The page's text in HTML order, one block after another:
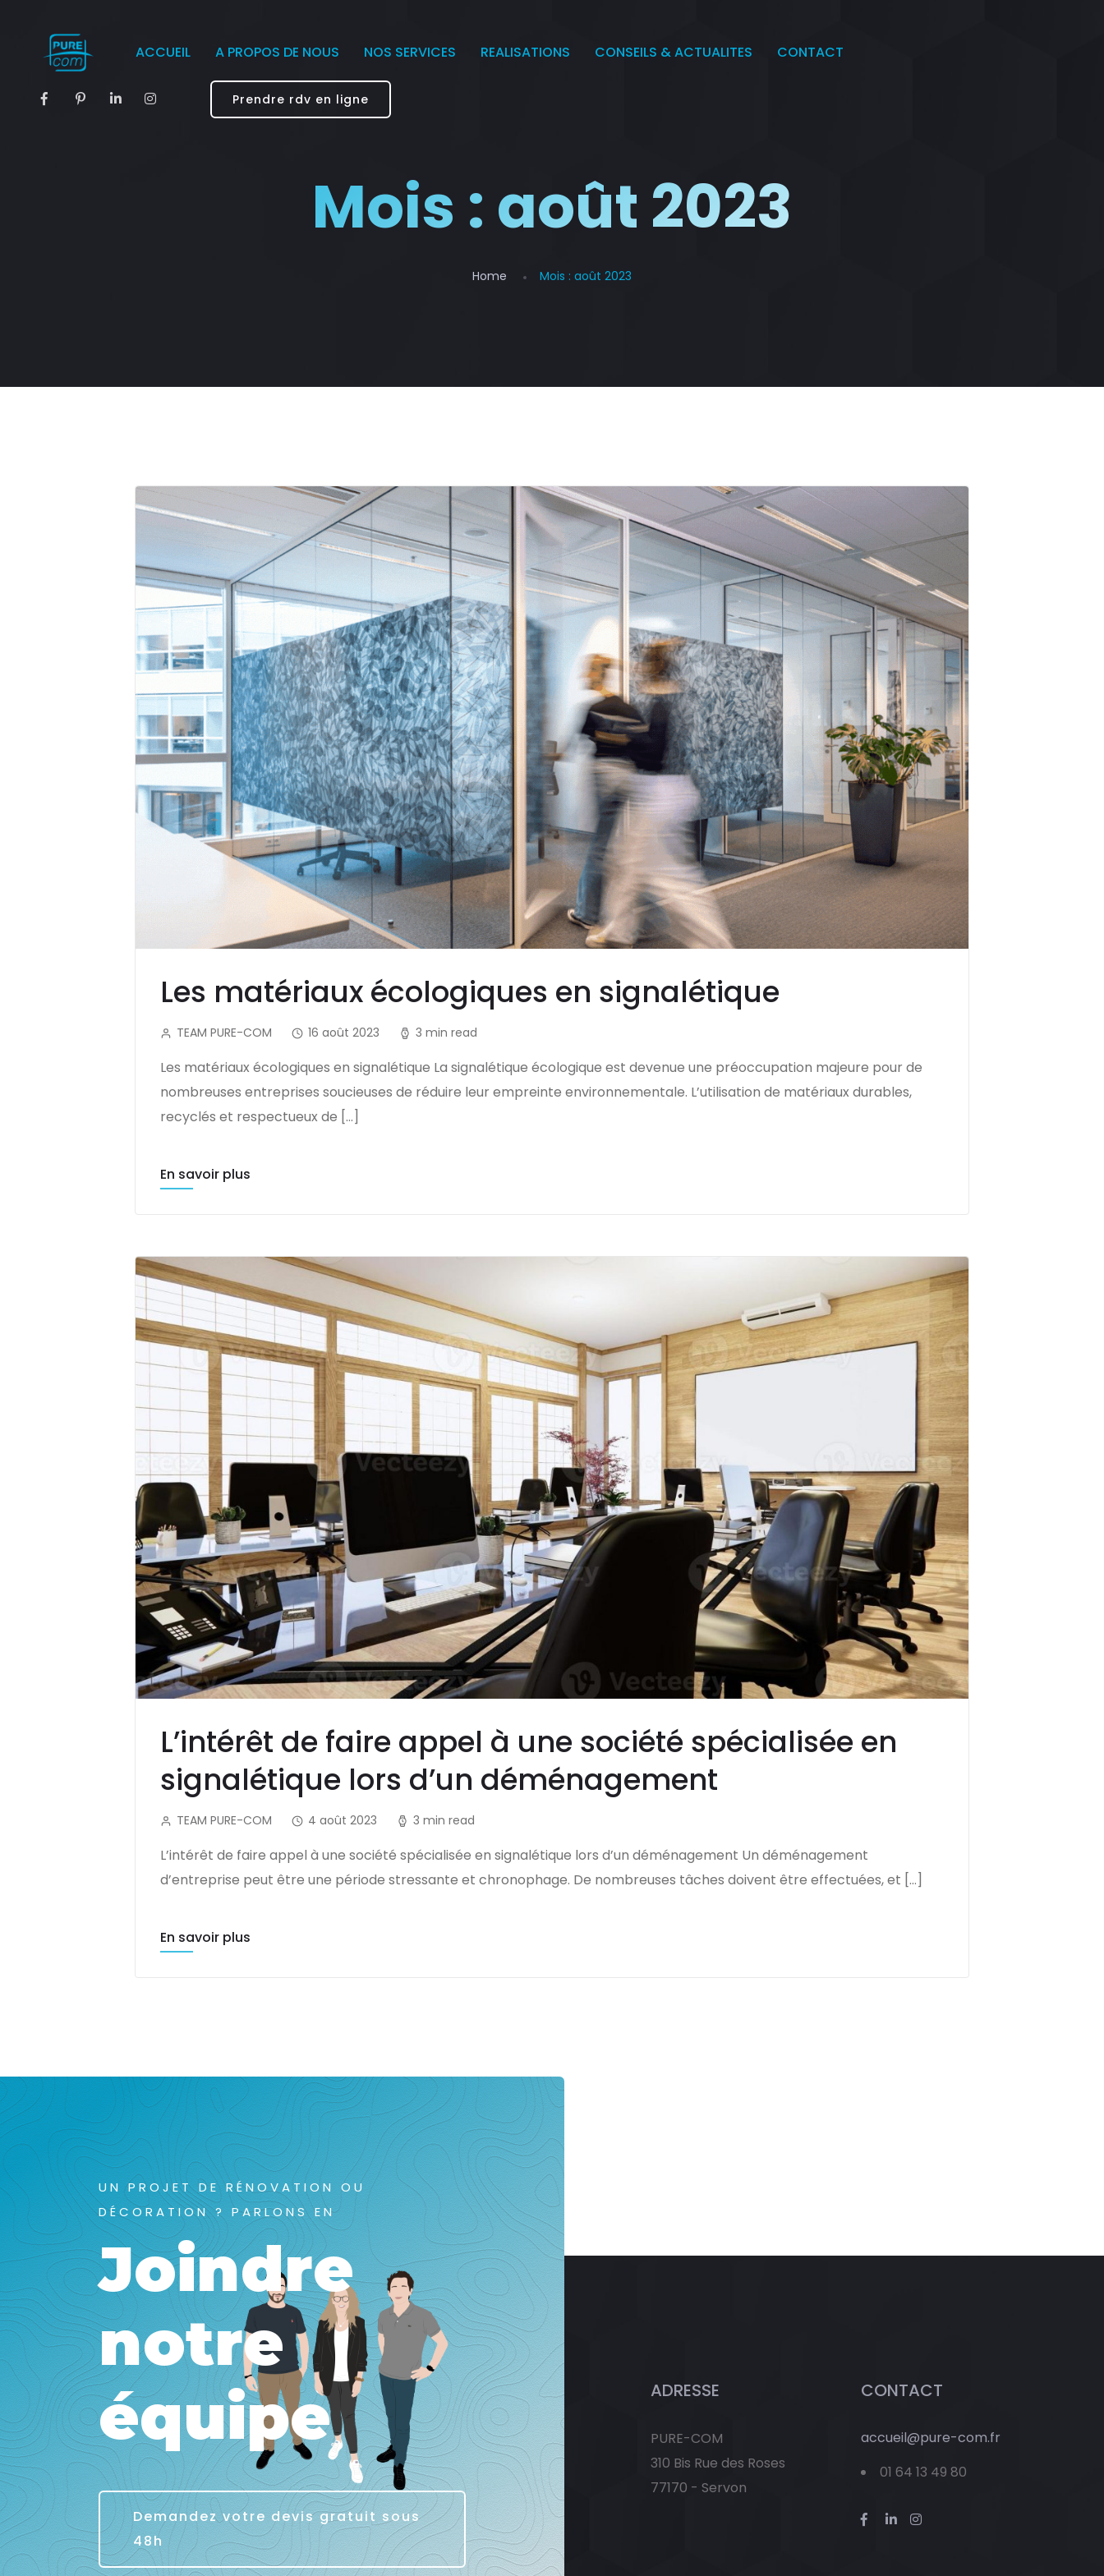
ACCUEIL A PROPOS DE NOUS NOS SERVICES REALISATIONS CONSEILS & ACTUALITES CONTACT
Prendre rdv en ligne
Mois :août 2023
Home Mois : août 2023
Les matériaux écologiques en signalétique
TEAM PURE-COM 16 août 2023 3 min read
Les matériaux écologiques en signalétique La signalétique écologique est devenue une préoccupation majeure pour de
nombreuses entreprises soucieuses de réduire leur empreinte environnementale. L’utilisation de matériaux durables,
recyclés et respectueux de […]
En savoir plus
L’intérêt de faire appel à une société spécialisée en
signalétique lors d’un déménagement
TEAM PURE-COM 4 août 2023 3 min read
L’intérêt de faire appel à une société spécialisée en signalétique lors d’un déménagement Un déménagement
d’entreprise peut être une période stressante et chronophage. De nombreuses tâches doivent être effectuées, et […]
En savoir plus
UN PROJET DE RÉNOVATION OU
DÉCORATION ? PARLONS EN
Joindre
notre
équipe
Demandez votre devis gratuit sous
48h
ADRESSE
PURE-COM
310 Bis Rue des Roses
77170 - Servon
CONTACT
accueil@pure-com.fr
01 64 13 49 80